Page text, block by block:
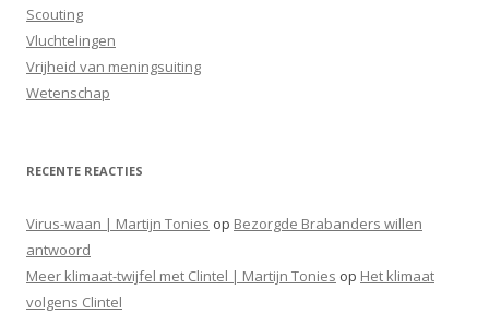
Scouting
Vluchtelingen
Vrijheid van meningsuiting
Wetenschap
RECENTE REACTIES
Virus-waan | Martijn Tonies op Bezorgde Brabanders willen
antwoord
Meer klimaat-twijfel met Clintel | Martijn Tonies op Het klimaat
volgens Clintel